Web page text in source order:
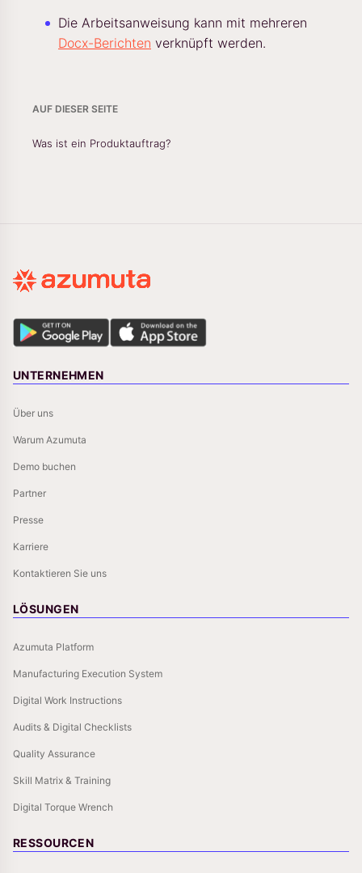
Die Arbeitsanweisung kann mit mehreren
Docx-Berichten verknüpft werden.
AUF DIESER SEITE
Was ist ein Produktauftrag?
UNTERNEHMEN
Über uns
Warum Azumuta
Demo buchen
Partner
Presse
Karriere
Kontaktieren Sie uns
LÖSUNGEN
Azumuta Platform
Manufacturing Execution System
Digital Work Instructions
Audits & Digital Checklists
Quality Assurance
Skill Matrix & Training
Digital Torque Wrench
RESSOURCEN